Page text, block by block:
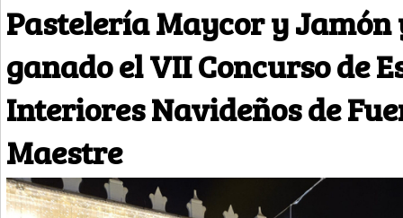
Pastelería Maycor y Jamón
ganado el VII Concurso de
Interiores Navideños de
Maestre